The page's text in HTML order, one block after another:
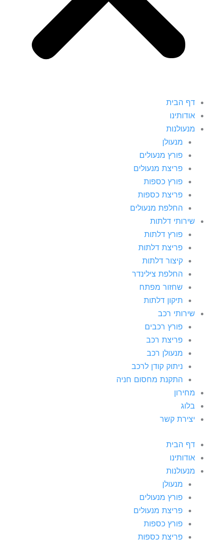
דף הבית
אודותינו
מנעולנות
מנעולן
פורץ מנעולים
פריצת מנעולים
פורץ כספות
פריצת כספות
החלפת מנעולים
שירותי דלתות
פורץ דלתות
פריצת דלתות
קיצור דלתות
החלפת צילינדר
שחזור מפתח
תיקון דלתות
שירותי רכב
פורץ רכבים
פריצת רכב
מנעולן רכב
ניתוק קודן לרכב
התקנת מחסום חניה
מחירון
בלוג
יצירת קשר
דף הבית
אודותינו
מנעולנות
מנעולן
פורץ מנעולים
פריצת מנעולים
פורץ כספות
פריצת כספות